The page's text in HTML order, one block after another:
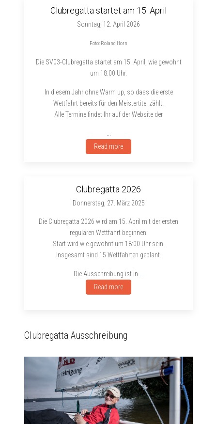
Clubregatta startet am 15. April
Sonntag, 12. April 2026
Foto: Roland Horn
Die SV03-Clubregatta startet am 15. April, wie gewohnt
um 18:00 Uhr.
In diesem Jahr ohne Warm up, so dass die erste
Wettfahrt bereits für den Meistertitel zählt.
Alle Termine findet Ihr auf der Website der
Read more
Clubregatta 2026
Donnerstag, 27. März 2025
Die Clubregatta 2026 wird am 15. April mit der ersten
regulären Wettfahrt beginnen.
Start wird wie gewohnt um 18:00 Uhr sein.
Insgesamt sind 15 Wettfahrten geplant.
Die Ausschreibung ist in
Read more
Clubregatta Ausschreibung